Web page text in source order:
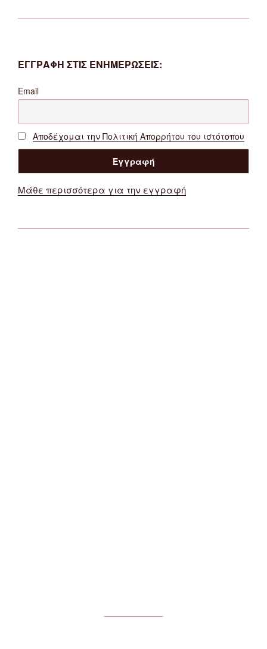
ΕΓΓΡΑΦΗ ΣΤΙΣ ΕΝΗΜΕΡΩΣΕΙΣ:
Email
Αποδέχομαι την Πολιτική Απορρήτου του ιστότοπου
Μάθε περισσότερα για την εγγραφή